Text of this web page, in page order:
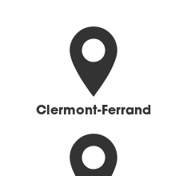
Clermont-Ferrand